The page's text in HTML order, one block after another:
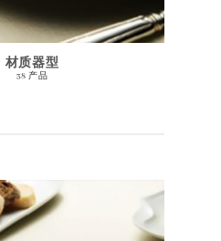
材质器型
38 产品